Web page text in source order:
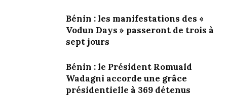
Bénin : les manifestations des «
Vodun Days » passeront de trois à
sept jours
Bénin : le Président Romuald
Wadagni accorde une grâce
présidentielle à 369 détenus